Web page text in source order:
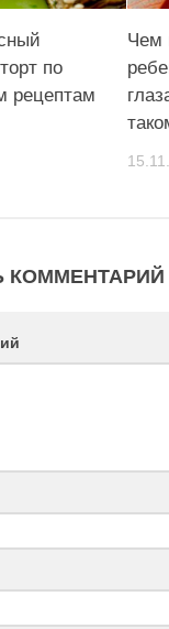
по
рецептам
Чем
КОММЕНТАРИЙ